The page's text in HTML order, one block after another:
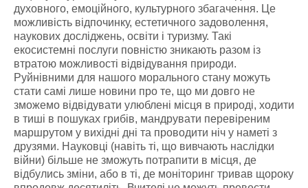
духовного, емоційного, культурного збагачення. Це
можливість відпочинку, естетичного задоволення,
наукових досліджень, освіти і туризму. Такі
екосистемні послуги повністю зникають разом із
втратою можливості відвідування природи.
Руйнівними для нашого морального стану можуть
стати самі лише новини про те, що ми довго не
зможемо відвідувати улюблені місця в природі, ходити
в тиші в пошуках грибів, мандрувати перевіреним
маршрутом у вихідні дні та проводити ніч у наметі з
друзями. Науковці (навіть ті, що вивчають наслідки
війни) більше не зможуть потрапити в місця, де
відбулись зміни, або в ті, де моніторинг тривав щороку